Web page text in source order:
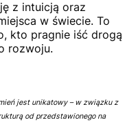
z intuicją oraz
w świecie. To
kto pragnie iść drogą
rozwoju.
jest unikatowy – w związku z
od przedstawionego na